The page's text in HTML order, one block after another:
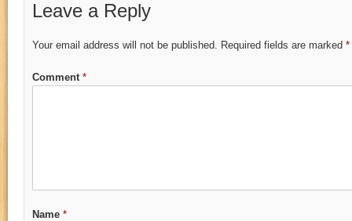
Leave a Reply
Your email address will not be published. Required fields are marked *
Comment *
Name *